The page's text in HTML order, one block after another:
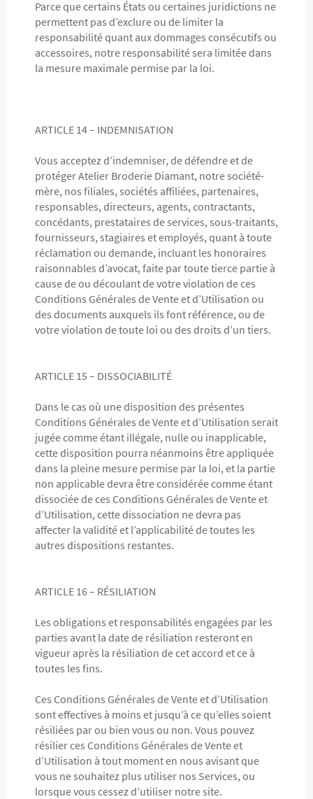
Parce que certains États ou certaines juridictions ne
permettent pas d’exclure ou de limiter la
responsabilité quant aux dommages consécutifs ou
accessoires, notre responsabilité sera limitée dans
la mesure maximale permise par la loi.
ARTICLE 14 – INDEMNISATION
Vous acceptez d’indemniser, de défendre et de
protéger Atelier Broderie Diamant, notre société-
mère, nos filiales, sociétés affiliées, partenaires,
responsables, directeurs, agents, contractants,
concédants, prestataires de services, sous-traitants,
fournisseurs, stagiaires et employés, quant à toute
réclamation ou demande, incluant les honoraires
raisonnables d’avocat, faite par toute tierce partie à
cause de ou découlant de votre violation de ces
Conditions Générales de Vente et d’Utilisation ou
des documents auxquels ils font référence, ou de
votre violation de toute loi ou des droits d’un tiers.
ARTICLE 15 – DISSOCIABILITÉ
Dans le cas où une disposition des présentes
Conditions Générales de Vente et d’Utilisation serait
jugée comme étant illégale, nulle ou inapplicable,
cette disposition pourra néanmoins être appliquée
dans la pleine mesure permise par la loi, et la partie
non applicable devra être considérée comme étant
dissociée de ces Conditions Générales de Vente et
d’Utilisation, cette dissociation ne devra pas
affecter la validité et l’applicabilité de toutes les
autres dispositions restantes.
ARTICLE 16 – RÉSILIATION
Les obligations et responsabilités engagées par les
parties avant la date de résiliation resteront en
vigueur après la résiliation de cet accord et ce à
toutes les fins.
Ces Conditions Générales de Vente et d’Utilisation
sont effectives à moins et jusqu’à ce qu’elles soient
résiliées par ou bien vous ou non. Vous pouvez
résilier ces Conditions Générales de Vente et
d’Utilisation à tout moment en nous avisant que
vous ne souhaitez plus utiliser nos Services, ou
lorsque vous cessez d’utiliser notre site.